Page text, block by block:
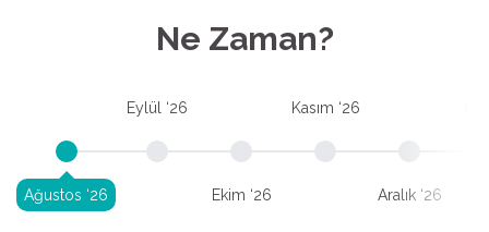
Ne Zaman?
Ağustos ‘26
Eylül ‘26
Ekim ‘26
Kasım ‘26
Aralık ‘26